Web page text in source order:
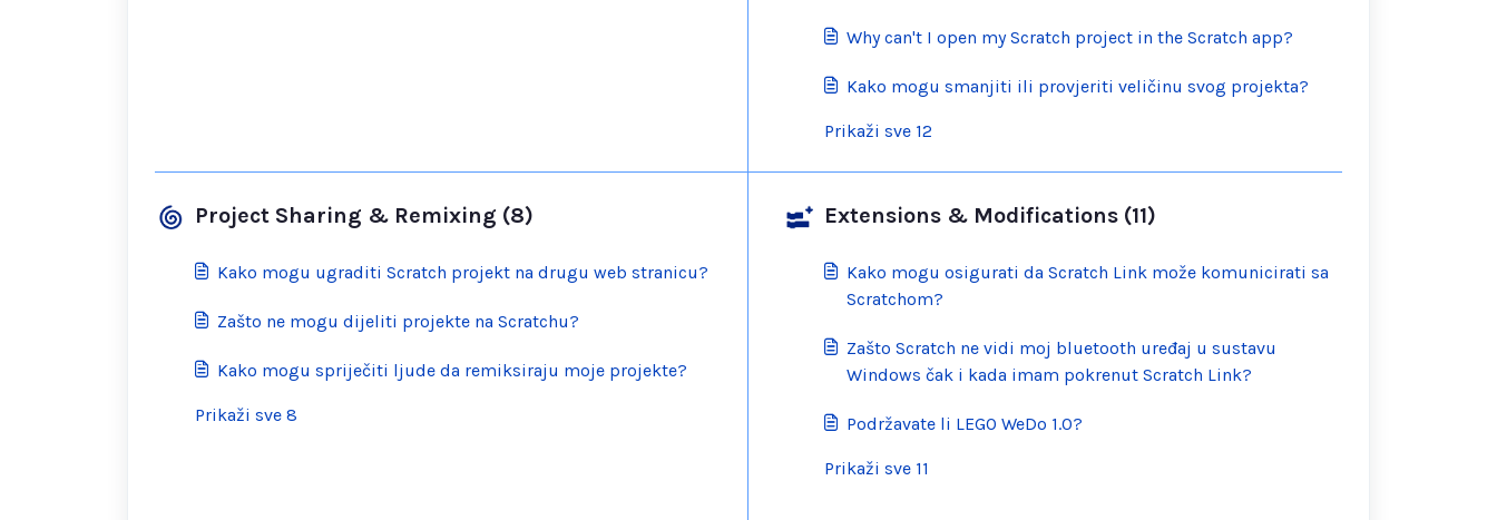
Why can't I open my Scratch project in the Scratch app?
Kako mogu smanjiti ili provjeriti veličinu svog projekta?
Prikaži sve 12
Project Sharing & Remixing (8)
Kako mogu ugraditi Scratch projekt na drugu web stranicu?
Zašto ne mogu dijeliti projekte na Scratchu?
Kako mogu spriječiti ljude da remiksiraju moje projekte?
Prikaži sve 8
Extensions & Modifications (11)
Kako mogu osigurati da Scratch Link može komunicirati sa
Scratchom?
Zašto Scratch ne vidi moj bluetooth uređaj u sustavu
Windows čak i kada imam pokrenut Scratch Link?
Podržavate li LEGO WeDo 1.0?
Prikaži sve 11